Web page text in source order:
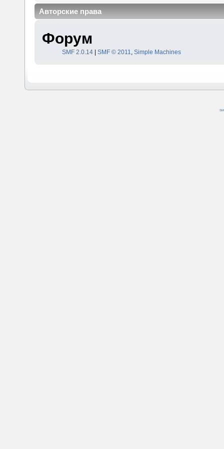
Авторские права
Форум
SMF 2.0.14| SMF © 2011 Simple Machines